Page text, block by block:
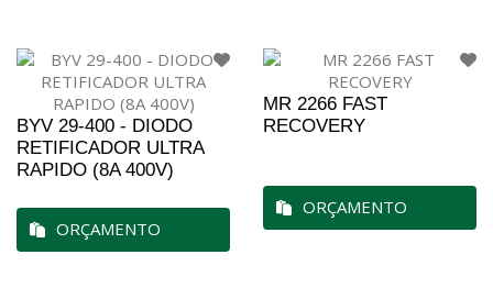
BYV 29-400 - DIODO
RETIFICADOR ULTRA
RAPIDO (8A 400V)
ORÇAMENTO
MR 2266 FAST
RECOVERY
ORÇAMENTO